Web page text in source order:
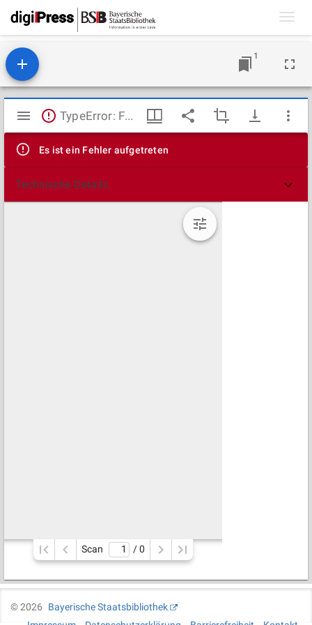
1
Mirador
Viewer
TypeError: Failed to fetch
Es ist ein Fehler aufgetreten
Technische Details
Scan / 0
©2026
Bayerische Staatsbibliothek